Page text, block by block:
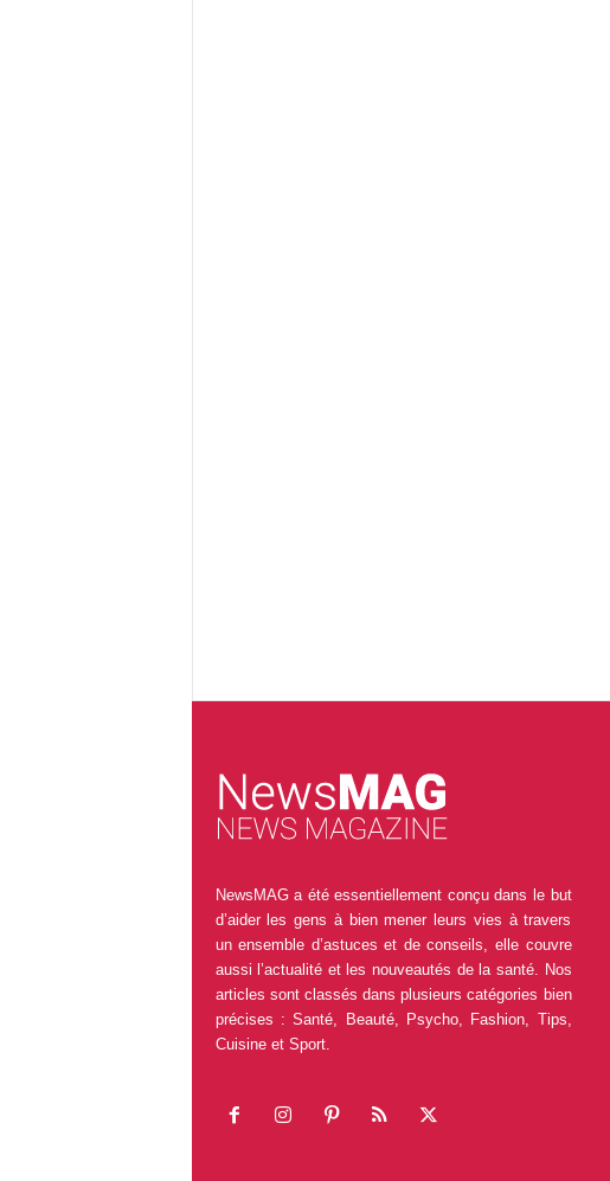
NewsMAG a été essentiellement conçu dans le but
d’aider les gens à bien mener leurs vies à travers
un ensemble d’astuces et de conseils, elle couvre
aussi l’actualité et les nouveautés de la santé. Nos
articles sont classés dans plusieurs catégories bien
précises : Santé, Beauté, Psycho, Fashion, Tips,
Cuisine et Sport.